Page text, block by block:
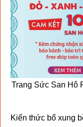
Trang Sức San Hô
Kiến thức bổ xung